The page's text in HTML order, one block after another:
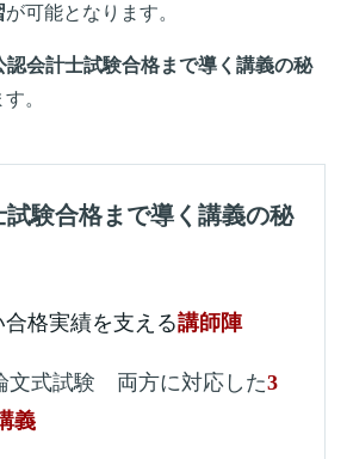
が可能となります。
認会計士試験合格まで導く講義の秘
。
試験合格まで導く講義の秘
合格実績を支える講師陣
文式試験 両方に対応した3
義